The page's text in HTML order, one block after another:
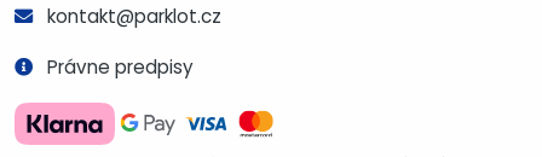
kontakt@parklot.cz
Právne predpisy